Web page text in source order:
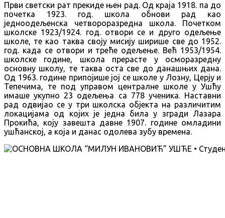
Први светски рат прекиде њен рад. Од краја 1918. па до
почетка 1923. год. школа обнови рад као
једноодељенска четвороразредна школа. Почетком
школске 1923/1924. год. отвори се и друго одељење
школе, те као таква своју мисију ширише све до 1952.
год. када се отвори и треће одељење. Већ 1953/1954.
школске године, школа прерасте у осморазредну
основну школу, те таква оста све до данашњих дана.
Од 1963. године припојише јој се школе у Лозну, Церју и
Тепечима, те под управом централне школе у Ушћу
имаше укупно 23 одељења са 778 ученика. Наставни
рад одвијао се у три школска објекта на различитим
локацијама од којих је једна била у згради Лазара
Прокића, коју завешта давне 1907. године омладини
ушћанској, а која и данас одолева зубу времена.